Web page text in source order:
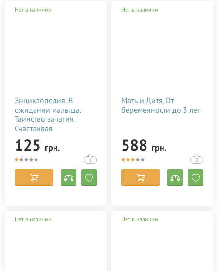
Нет в наличии
Энциклопедия. В
ожидании малыша.
Таинство зачатия.
Счастливая
беременность.
Успешные роды
125 грн.
1
Нет в наличии
Мать и Дитя. От
беременности до 3 лет
588 грн.
2
Нет в наличии Нет в наличии